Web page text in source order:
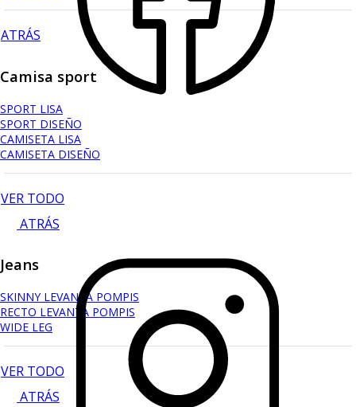
ATRÁS
Camisa sport
SPORT LISA
SPORT DISEÑO
CAMISETA LISA
CAMISETA DISEÑO
VER TODO
ATRÁS
Jeans
SKINNY LEVANTA POMPIS
RECTO LEVANTA POMPIS
WIDE LEG
VER TODO
ATRÁS